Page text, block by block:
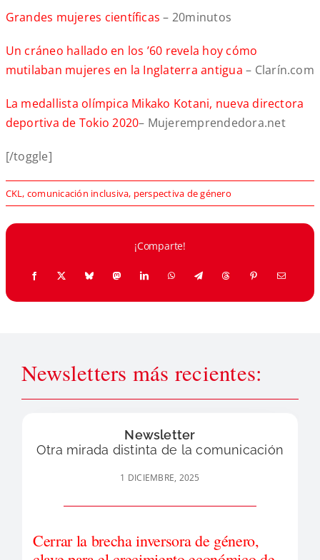
Grandes mujeres científicas– 20minutos
Un cráneo hallado en los ’60 revela hoy cómo
mutilaban mujeres en la Inglaterra antigua– Clarín.com
La medallista olímpica Mikako Kotani, nueva directora
deportiva de Tokio 2020– Mujeremprendedora.net
[/toggle]
CKL, comunicación inclusiva, perspectiva de género
¡Comparte!
Newsletters más recientes:
Newsletter
Otra mirada distinta de la comunicación
1 DICIEMBRE, 2025
Cerrar la brecha inversora de género,